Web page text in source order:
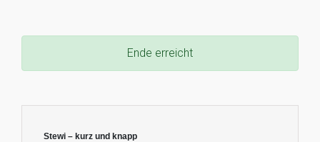
Ende erreicht
Stewi – kurz und knapp